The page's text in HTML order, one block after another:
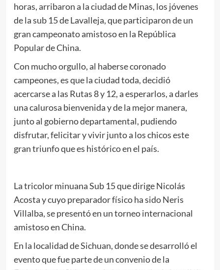
horas, arribaron a la ciudad de Minas, los jóvenes
de la sub 15 de Lavalleja, que participaron de un
gran campeonato amistoso en la República
Popular de China.
Con mucho orgullo, al haberse coronado
campeones, es que la ciudad toda, decidió
acercarse a las Rutas 8 y 12, a esperarlos, a darles
una calurosa bienvenida y de la mejor manera,
junto al gobierno departamental, pudiendo
disfrutar, felicitar y vivir junto a los chicos este
gran triunfo que es histórico en el país.
La tricolor minuana Sub 15 que dirige Nicolás
Acosta y cuyo preparador físico ha sido Neris
Villalba, se presentó en un torneo internacional
amistoso en China.
En la localidad de Sichuan, donde se desarrolló el
evento que fue parte de un convenio de la